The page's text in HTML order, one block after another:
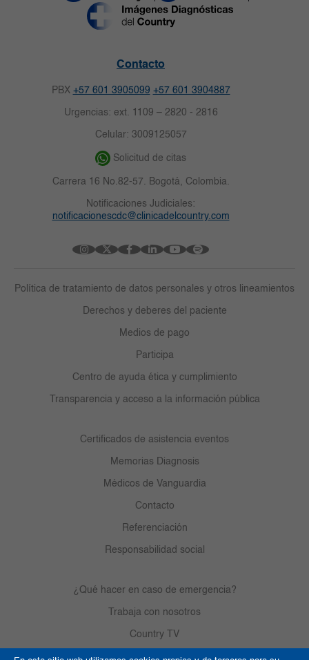
Contacto
PBX +57 601 3905099 +57 601 3904887
Urgencias: ext. 1109 – 2820 - 2816
Celular: 3009125057
Solicitud de citas
Carrera 16 No.82-57. Bogotá, Colombia.
Notificaciones Judiciales:
notificacionescdc@clinicadelcountry.com
Política de tratamiento de datos personales y otros lineamientos
Derechos y deberes del paciente
Medios de pago
Participa
Centro de ayuda ética y cumplimiento
Transparencia y acceso a la información pública
Certificados de asistencia eventos
Memorias Diagnosis
Médicos de Vanguardia
Contacto
Referenciación
Responsabilidad social
¿Qué hacer en caso de emergencia?
Trabaja con nosotros
Country TV